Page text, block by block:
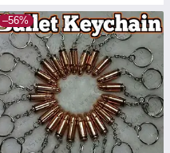
–56%